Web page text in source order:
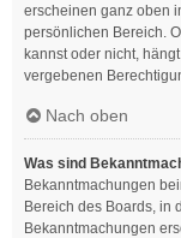
erscheinen ganz oben
persönlichen Bereich.
kannst oder nicht,
vergebenen
Nach oben
Was sind
Bekanntmachungen
Bereich des Boards, in
Bekanntmachungen